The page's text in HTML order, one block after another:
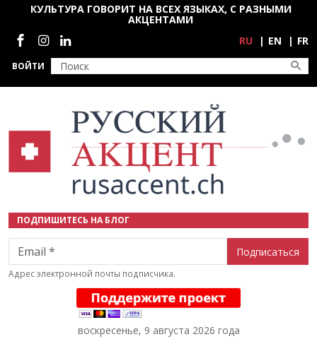
Перейти к основному содержанию
ВОЙТИ
КУЛЬТУРА ГОВОРИТ НА ВСЕХ ЯЗЫКАХ, С РАЗНЫМИ
АКЦЕНТАМИ
Социальные сети
RU EN FR
ПОДПИШИТЕСЬ НА БЛОГ
Email
Адрес электронной почты подписчика.
воскресенье, 9 августа 2026 года